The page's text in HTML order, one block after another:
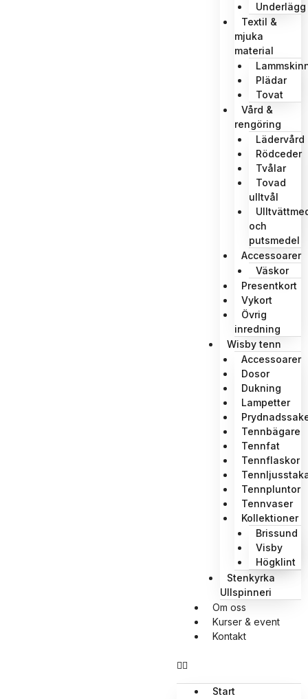
Underlägg
Textil &
mjuka
material
Plädar
Tovat
Vård &
rengöring
Lädervård
Rödceder
Tvålar
Tovad
ulltvål
och
putsmedel
Accessoarer
Väskor
Presentkort
Vykort
Övrig
inredning
Wisby tenn
Accessoarer
Dosor
Dukning
Lampetter
Tennbägare
Tennfat
Tennflaskor
Tennpluntor
Tennvaser
Kollektioner
Brissund
Visby
Högklint
Stenkyrka
Ullspinneri
Om oss
Kurser & event
Kontakt
Start